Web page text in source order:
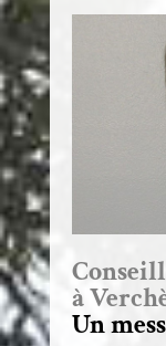
à
Un